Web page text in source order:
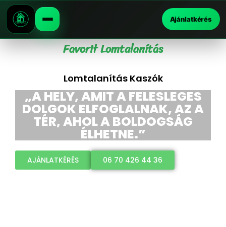
Ajánlatkérés
Favorit Lomtalanítás
Lomtalanítás Kaszók
„A HELY, AMIT A FELESLEGES
DOLGOK ELFOGLALNAK, AZ A
TÉR, AHOL A BOLDOGSÁG
ÉLHETNE.”
AJÁNLATKÉRÉS 06 70 426 44 36